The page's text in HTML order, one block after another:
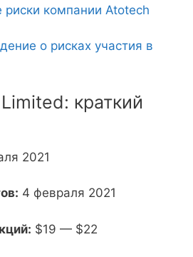
компании Atotech
о рисках участия в
краткий
2021
4 февраля 2021
$19 — $22